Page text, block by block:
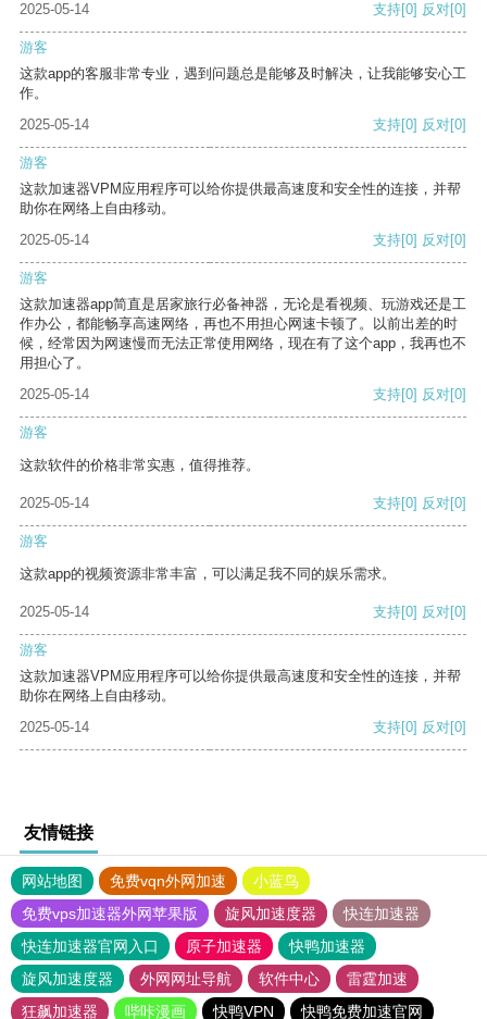
2025-05-14 支持[0] 反对[0]
游客
这款app的客服非常专业，遇到问题总是能够及时解决，让我能够安心工
作。
2025-05-14
支持[0] 反对[0]
游客
这款加速器VPM应用程序可以给你提供最高速度和安全性的连接，并帮
助你在网络上自由移动。
2025-05-14
支持[0] 反对[0]
游客
这款加速器app简直是居家旅行必备神器，无论是看视频、玩游戏还是工
作办公，都能畅享高速网络，再也不用担心网速卡顿了。以前出差的时
候，经常因为网速慢而无法正常使用网络，现在有了这个app，我再也不
用担心了。
2025-05-14
支持[0] 反对[0]
游客
这款软件的价格非常实惠，值得推荐。
2025-05-14 支持[0] 反对[0]
游客
这款app的视频资源非常丰富，可以满足我不同的娱乐需求。
2025-05-14 支持[0] 反对[0]
游客
这款加速器VPM应用程序可以给你提供最高速度和安全性的连接，并帮
助你在网络上自由移动。
2025-05-14
支持[0] 反对[0]
友情链接
网站地图 免费vqn外网加速
小蓝鸟
免费vps加速器外网苹果版
旋风加速度器
快连加速器
快连加速器官网入口
原子加速器
快鸭加速器
旋风加速度器
外网网址导航 软件中心
雷霆加速
狂飙加速器
哔咔漫画 快鸭VPN 快鸭免费加速官网